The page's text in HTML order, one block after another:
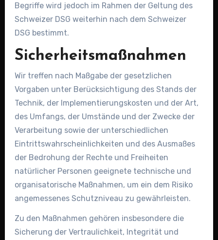
Begriffe wird jedoch im Rahmen der Geltung des
Schweizer DSG weiterhin nach dem Schweizer
DSG bestimmt.
Sicherheitsmaßnahmen
Wir treffen nach Maßgabe der gesetzlichen
Vorgaben unter Berücksichtigung des Stands der
Technik, der Implementierungskosten und der Art,
des Umfangs, der Umstände und der Zwecke der
Verarbeitung sowie der unterschiedlichen
Eintrittswahrscheinlichkeiten und des Ausmaßes
der Bedrohung der Rechte und Freiheiten
natürlicher Personen geeignete technische und
organisatorische Maßnahmen, um ein dem Risiko
angemessenes Schutzniveau zu gewährleisten.
Zu den Maßnahmen gehören insbesondere die
Sicherung der Vertraulichkeit, Integrität und